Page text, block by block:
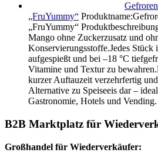
„FruYummy“
„FruYummy“
Mango ohne Zuckerzusatz und
Konservierungsstoffe.Jedes Stück
aufgespießt und bei –18 °C
Vitamine und Textur zu
kurzer Auftauzeit verzehrfertig
Alternative zu Speiseeis dar –
Gastronomie, Hotels und
B2B Marktplatz für
Großhandel für Wiederverkäufer: